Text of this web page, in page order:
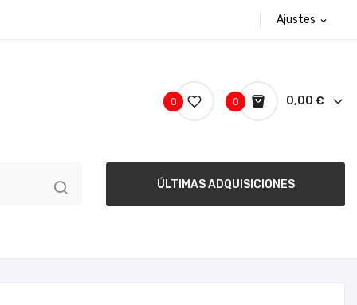
Ajustes expand_more
0 0,00 €
0
ÚLTIMAS ADQUISICIONES